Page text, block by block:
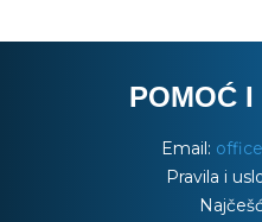
POMOĆ
Email:
Pravila i